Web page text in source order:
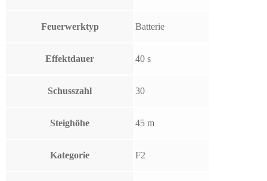
Feuerwerktyp Batterie
Effektdauer 40 s
Schusszahl 30
Steighöhe 45 m
Kategorie F2